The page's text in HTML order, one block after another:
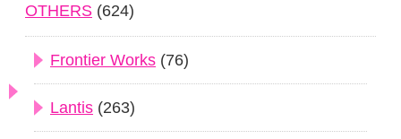
OTHERS (624)
Frontier Works (76)
Lantis (263)